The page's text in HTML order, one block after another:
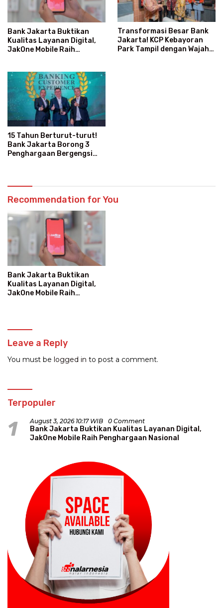
Bank Jakarta Buktikan
Kualitas Layanan Digital,
JakOne Mobile Raih
Transformasi Besar Bank
Jakarta! KCP Kebayoran
Park Tampil dengan Wajah
15 Tahun Berturut-turut!
Bank Jakarta Borong 3
Penghargaan Bergengsi
Recommendation for You
Bank Jakarta Buktikan
Kualitas Layanan Digital,
JakOne Mobile Raih
Leave a Reply
You must be logged in to post a comment.
Terpopuler
1 August 3, 2026 10:17 WIB 0 Comment
Bank Jakarta Buktikan Kualitas Layanan Digital,
JakOne Mobile Raih Penghargaan Nasional